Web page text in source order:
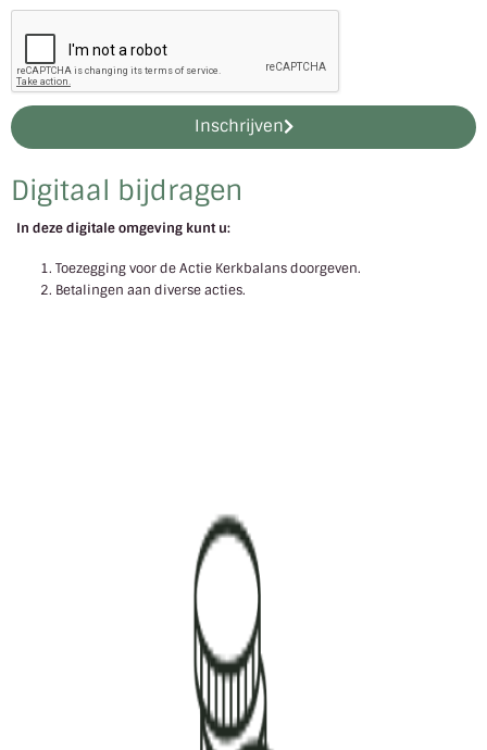
Digitaal bijdragen
In deze digitale omgeving kunt u:
Toezegging voor de Actie Kerkbalans doorgeven.
Betalingen aan diverse acties.
Inschrijven